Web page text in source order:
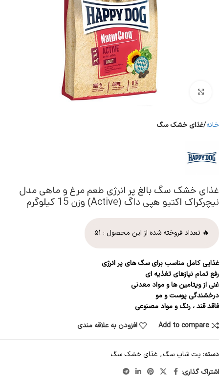
برای بزرگنمایی کلیک کنید
خانه غذای خشک سگ
غذای خشک سگ بالغ پر انرژی طعم مرغ و ماهی مدل
نیچرکراک اکتیو هپی داگ (Active) وزن 15 کیلوگرم
🔥 تعداد فروخته شده از این محصول : 51
غذایی کامل مناسب برای سگ های پر انرژی
رفع تمام نیازهای تغذیه ای
غنی از ویتامین ها و مواد معدنی
درخشندگی پوست و مو
فاقد قند ، رنگ و مواد مصنوعی
Add to compare
افزودن به علاقه مندی
دسته: پت شاپ سگ, غذای خشک سگ
اشتراک گذاری: